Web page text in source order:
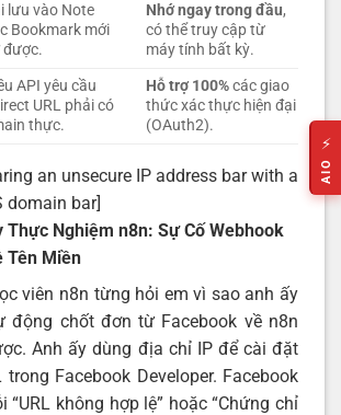
lưu vào Note
Bookmark mới
được.
Nhớ ngay trong đầu,
có thể truy cập từ
máy tính bất kỳ.
API yêu cầu
URL phải có
thực.
Hỗ trợ 100%các giao
thức xác thực hiện đại
(OAuth2).
an unsecure IP address bar with a
domain bar]
Nghiệm n8n: Sự Cố Webhook
Tên Miền
viên n8n từng hỏi em vì sao anh ấy
động chốt đơn từ Facebook về n8n
Anh ấy dùng địa chỉ IP để cài đặt
trong Facebook Developer. Facebook
“URL không hợp lệ” hoặc “Chứng chỉ
⚡
AIO